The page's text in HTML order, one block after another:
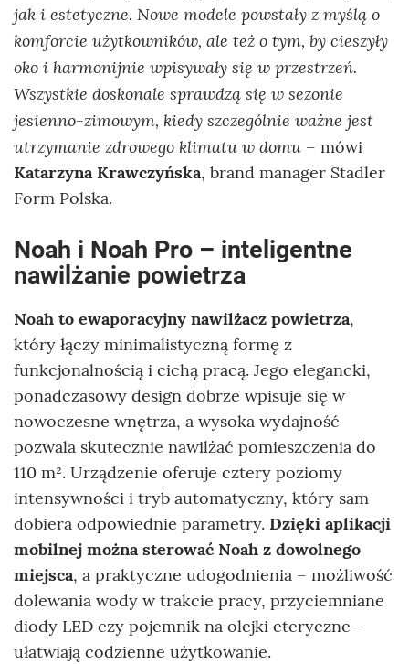
jak i estetyczne. Nowe modele powstały z myślą o
komforcie użytkowników, ale też o tym, by cieszyły
oko i harmonijnie wpisywały się w przestrzeń.
Wszystkie doskonale sprawdzą się w sezonie
jesienno-zimowym, kiedy szczególnie ważne jest
utrzymanie zdrowego klimatu w domu – mówi
Katarzyna Krawczyńska, brand manager Stadler
Form Polska.
Noah i Noah Pro – inteligentne
nawilżanie powietrza
Noah to ewaporacyjny nawilżacz powietrza,
który łączy minimalistyczną formę z
funkcjonalnością i cichą pracą. Jego elegancki,
ponadczasowy design dobrze wpisuje się w
nowoczesne wnętrza, a wysoka wydajność
pozwala skutecznie nawilżać pomieszczenia do
110 m². Urządzenie oferuje cztery poziomy
intensywności i tryb automatyczny, który sam
dobiera odpowiednie parametry. Dzięki aplikacji
mobilnej można sterować Noah z dowolnego
miejsca, a praktyczne udogodnienia – możliwość
dolewania wody w trakcie pracy, przyciemniane
diody LED czy pojemnik na olejki eteryczne –
ułatwiają codzienne użytkowanie.